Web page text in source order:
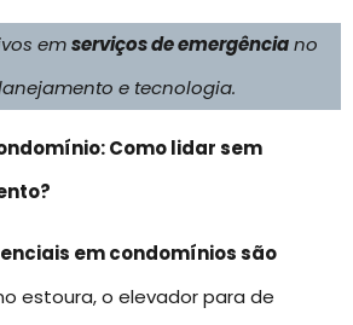
emserviços de emergênciano
e tecnologia.
Como lidar sem
em condomínios são
estoura, o elevador para de